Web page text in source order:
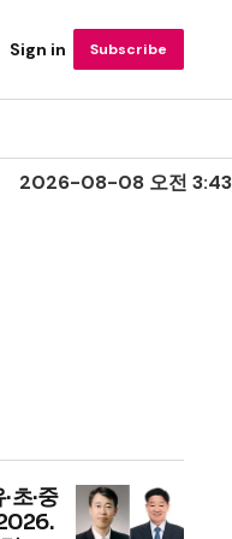
Sign in Subscribe
2026-08-08 오전 3:43
초·중